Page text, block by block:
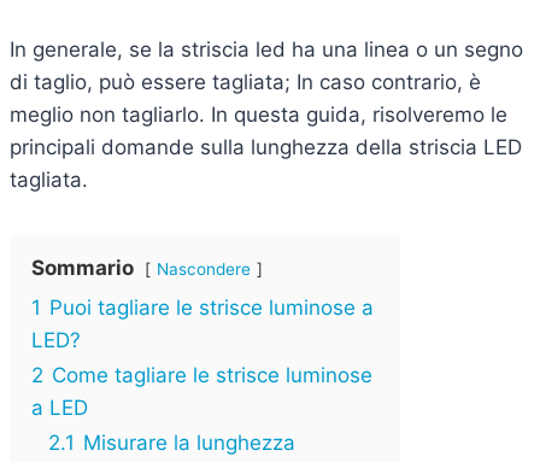
In generale, se la striscia led ha una linea o un segno
di taglio, può essere tagliata; In caso contrario, è
meglio non tagliarlo. In questa guida, risolveremo le
principali domande sulla lunghezza della striscia LED
tagliata.
Sommario Nascondere
1 Puoi tagliare le strisce luminose a
LED?
2 Come tagliare le strisce luminose
a LED
2.1 Misurare la lunghezza